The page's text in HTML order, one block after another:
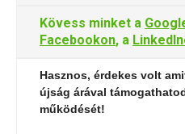
Kövess minket a
Facebookon, a
Hasznos, érdekes volt
újság árával
működését!